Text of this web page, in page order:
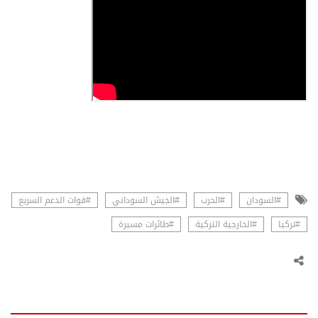
#السودان #الحرب #الجيش السوداني
#قوات الدعم السريع
#تركيا
#الخارجية التركية #طائرات مسيرة